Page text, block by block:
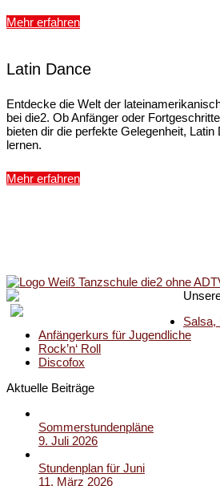
Mehr erfahren
Latin Dance
Entdecke die Welt der
bei die2. Ob Anfänger oder
bieten dir die perfekte Gelegenheit,
lernen.
Mehr erfahren
Salsa,
Anfängerkurs für Jugendliche
Rock’n‘ Roll
Discofox
Aktuelle Beiträge
Sommerstundenpläne
9. Juli 2026
Stundenplan für Juni
11. März 2026